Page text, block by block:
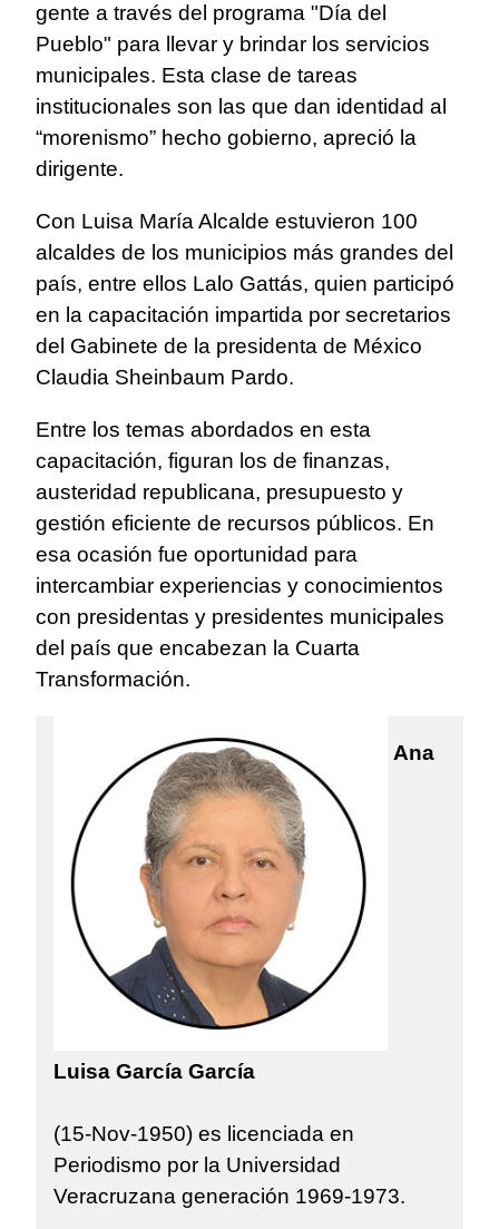
gente a través del programa "Día del
Pueblo" para llevar y brindar los servicios
municipales. Esta clase de tareas
institucionales son las que dan identidad al
“morenismo” hecho gobierno, apreció la
dirigente.
Con Luisa María Alcalde estuvieron 100
alcaldes de los municipios más grandes del
país, entre ellos Lalo Gattás, quien participó
en la capacitación impartida por secretarios
del Gabinete de la presidenta de México
Claudia Sheinbaum Pardo.
Entre los temas abordados en esta
capacitación, figuran los de finanzas,
austeridad republicana, presupuesto y
gestión eficiente de recursos públicos. En
esa ocasión fue oportunidad para
intercambiar experiencias y conocimientos
con presidentas y presidentes municipales
del país que encabezan la Cuarta
Transformación.
Ana
Luisa García García
(15-Nov-1950) es licenciada en
Periodismo por la Universidad
Veracruzana generación 1969-1973.